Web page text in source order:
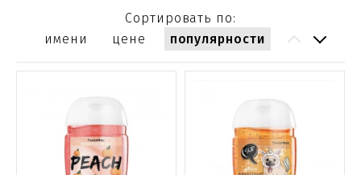
Сортировать по:
имени
цене популярности